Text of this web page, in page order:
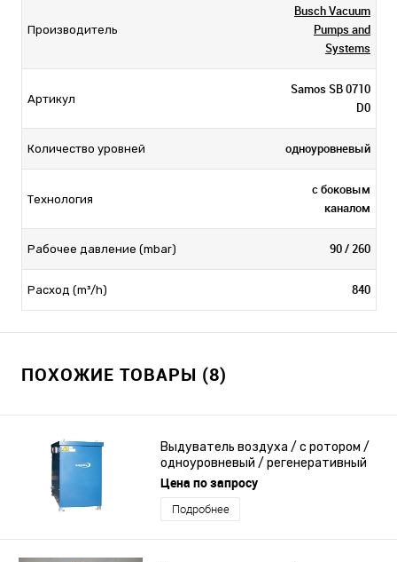
Производитель
Busch Vacuum
Pumps and
Systems
Артикул
Samos SB 0710
D0
Количество уровней одноуровневый
Технология
с боковым
каналом
Рабочее давление (mbar) 90 / 260
Расход (m³/h) 840
ПОХОЖИЕ ТОВАРЫ (8)
Выдуватель воздуха / с ротором /
одноуровневый / регенеративный
Цена по запросу
Подробнее